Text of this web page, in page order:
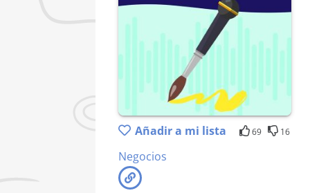
Añadir a mi lista 69 16
Negocios